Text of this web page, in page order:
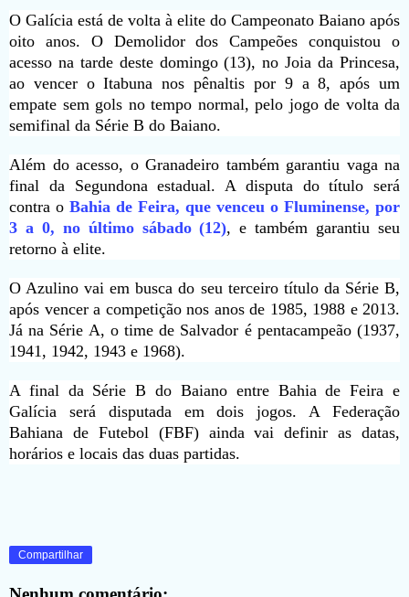
O Galícia está de volta à elite do Campeonato Baiano após
oito anos. O Demolidor dos Campeões conquistou o
acesso na tarde deste domingo (13), no Joia da Princesa,
ao vencer o Itabuna nos pênaltis por 9 a 8, após um
empate sem gols no tempo normal, pelo jogo de volta da
semifinal da Série B do Baiano.
Além do acesso, o Granadeiro também garantiu vaga na
final da Segundona estadual. A disputa do título será
contra o Bahia de Feira, que venceu o Fluminense, por
3 a 0, no último sábado (12), e também garantiu seu
retorno à elite.
O Azulino vai em busca do seu terceiro título da Série B,
após vencer a competição nos anos de 1985, 1988 e 2013.
Já na Série A, o time de Salvador é pentacampeão (1937,
1941, 1942, 1943 e 1968).
A final da Série B do Baiano entre Bahia de Feira e
Galícia será disputada em dois jogos. A Federação
Bahiana de Futebol (FBF) ainda vai definir as datas,
horários e locais das duas partidas.
Compartilhar